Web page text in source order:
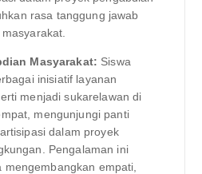
rasa tanggung jawab
Masyarakat: Siswa
inisiatif layanan
menjadi sukarelawan di
mengunjungi panti
dalam proyek
Pengalaman ini
mengembangkan empati,